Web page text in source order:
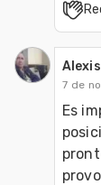
7 de
Es